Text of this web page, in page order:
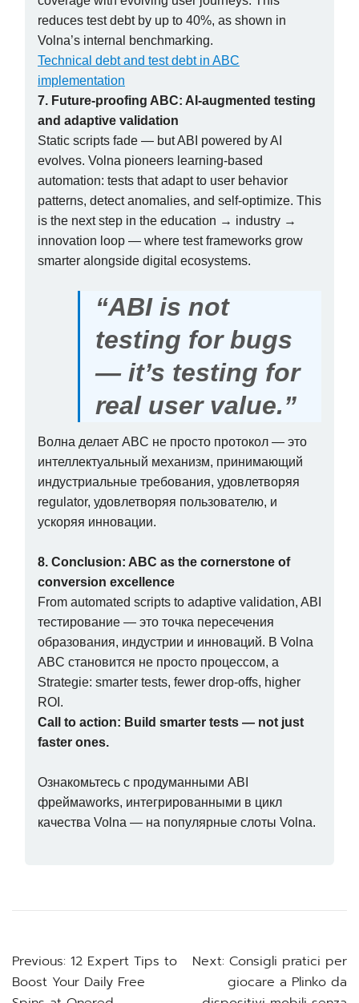
reduces test debt by up to 40%, as shown in
Volna’s internal benchmarking.
Technical debt and test debt in ABC
implementation
7. Future-proofing ABC: AI-augmented testing
and adaptive validation
Static scripts fade — but ABI powered by AI
evolves. Volna pioneers learning-based
automation: tests that adapt to user behavior
patterns, detect anomalies, and self-optimize. This
is the next step in the education → industry →
innovation loop — where test frameworks grow
smarter alongside digital ecosystems.
“ABI is not
testing for bugs
— it’s testing for
real user value.”
Волна делает ABC не просто протокол — это
интеллектуальный механизм, принимающий
индустриальные требования, удовлетворяя
regulator, удовлетворяя пользователю, и
ускоряя инновации.
8. Conclusion: ABC as the cornerstone of
conversion excellence
From automated scripts to adaptive validation, ABI
тестирование — это точка пересечения
образования, индустрии и инноваций. В Volna
ABC становится не просто процессом, а
Strategie: smarter tests, fewer drop-offs, higher
ROI.
Call to action: Build smarter tests — not just
faster ones.
Ознакомьтесь с продуманными ABI
фреймаworks, интегрированными в цикл
качества Volna — на популярные слоты Volna.
Post
navigation
Previous: 12 Expert Tips to
Boost Your Daily Free
Next: Consigli pratici per
giocare a Plinko da